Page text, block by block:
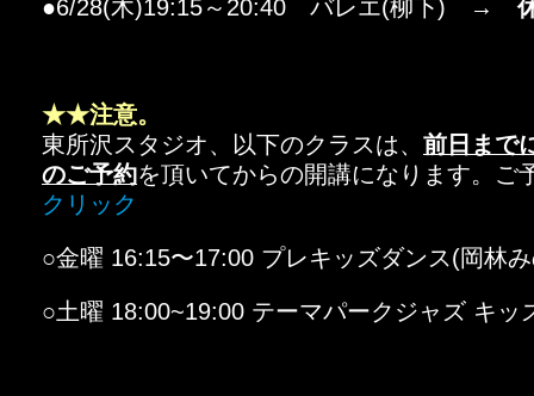
●6/28(木)19:15～20:40 バレエ(柳下) →
★★注意。
東所沢スタジオ、以下のクラスは、 前日まで
のご予約を頂いてからの開講になります。ご
クリック
○金曜 16:15〜17:00 プレキッズダンス(岡林
○土曜 18:00~19:00 テーマパークジャズ キッ